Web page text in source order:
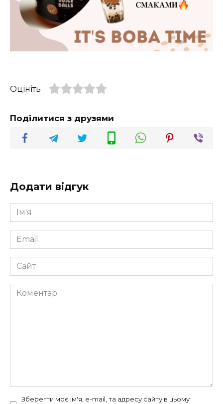
Оцініть
Поділитися з друзями
Додати відгук
Ім'я
*
Email
*
Сайт
Коментар
Зберегти моє ім'я, e-mail, та адресу сайту в цьому